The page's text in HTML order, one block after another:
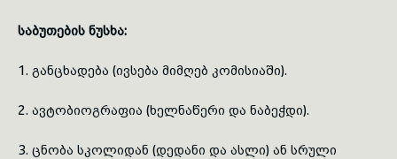
საბუთების ნუსხა:
1. განცხადება (ივსება მიმღებ კომისიაში).
2. ავტობიოგრაფია (ხელნაწერი და ნაბეჭდი).
3. ცნობა სკოლიდან (დედანი და ასლი) ან სრული